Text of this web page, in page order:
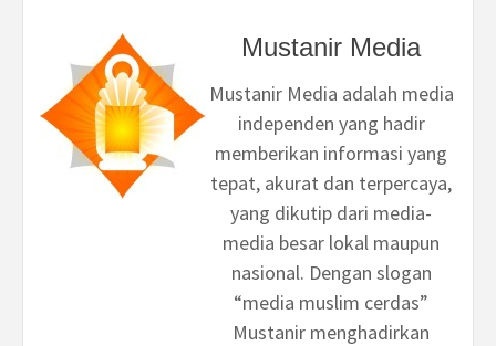
Mustanir Media
Mustanir Media adalah media
independen yang hadir
memberikan informasi yang
tepat, akurat dan terpercaya,
yang dikutip dari media-
media besar lokal maupun
nasional. Dengan slogan
“media muslim cerdas”
Mustanir menghadirkan